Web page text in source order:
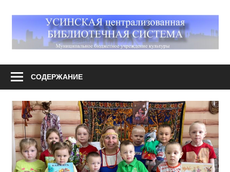
содержимому
централизованная
система
СОДЕРЖАНИЕ